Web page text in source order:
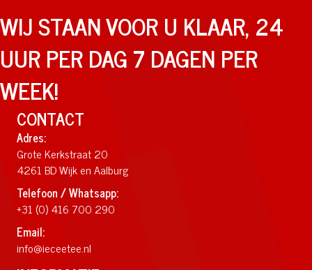
WIJ STAAN VOOR U KLAAR, 24
UUR PER DAG 7 DAGEN PER
WEEK!
CONTACT
Adres:
Grote Kerkstraat 20
4261 BD Wijk en Aalburg
Telefoon / Whatsapp:
+31 (0) 416 700 290
Email:
info@ieceetee.nl